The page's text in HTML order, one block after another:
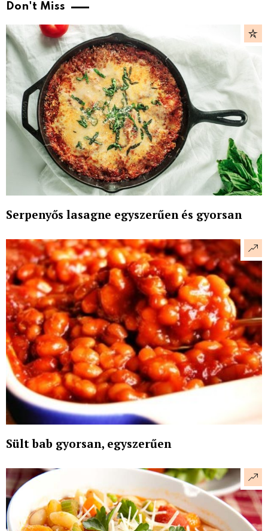
Don't Miss
Serpenyős lasagne egyszerűen és gyorsan
Sült bab gyorsan, egyszerűen